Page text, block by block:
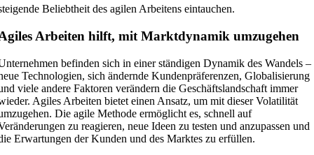
Beliebtheit des agilen Arbeitens eintauchen.
Arbeiten hilft, mit Marktdynamik umzugehen
befinden sich in einer ständigen Dynamik des Wandels –
Technologien, sich ändernde Kundenpräferenzen, Globalisierung
viele andere Faktoren verändern die Geschäftslandschaft immer
Agiles Arbeiten bietet einen Ansatz, um mit dieser Volatilität
Die agile Methode ermöglicht es, schnell auf
zu reagieren, neue Ideen zu testen und anzupassen und
Erwartungen der Kunden und des Marktes zu erfüllen.